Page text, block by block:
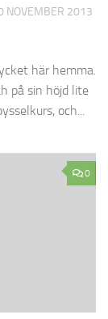
NOVEMBER 2013
här hemma.
på sin höjd lite
och...
0